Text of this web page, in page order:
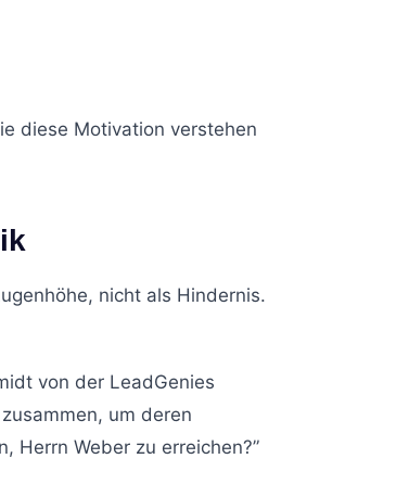
diese Motivation verstehen
nicht als Hindernis.
von der LeadGenies
um deren
Herrn Weber zu erreichen?”